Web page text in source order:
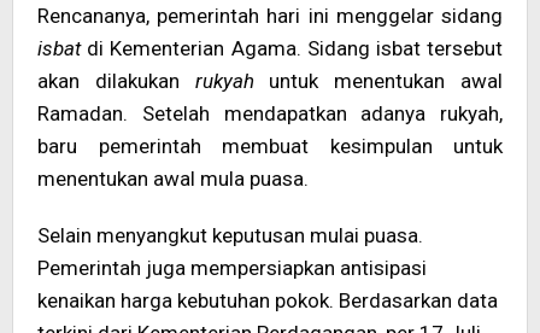
Rencananya, pemerintah hari ini menggelar sidang
isbatdi Kementerian Agama. Sidang isbat tersebut
akan dilakukan rukyahuntuk menentukan awal
Ramadan. Setelah mendapatkan adanya rukyah,
baru pemerintah membuat kesimpulan untuk
menentukan awal mula puasa.
Selain menyangkut keputusan mulai puasa.
Pemerintah juga mempersiapkan antisipasi
kenaikan harga kebutuhan pokok. Berdasarkan data